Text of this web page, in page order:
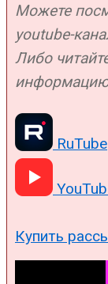
Можете
youtube-
Либо
RuTube
Купить